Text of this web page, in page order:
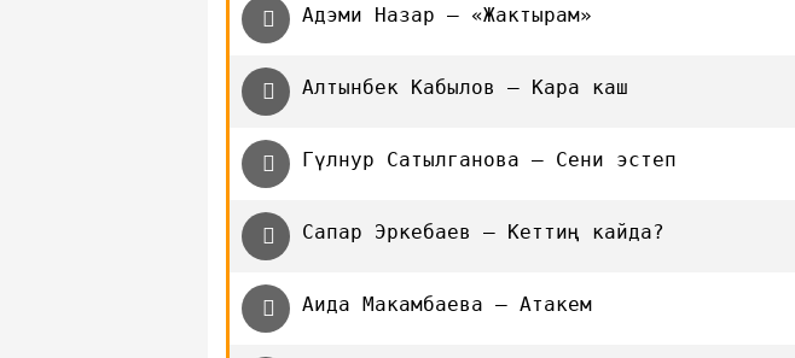
Адэми Назар — «Жактырам»
Алтынбек Кабылов — Кара каш
Гүлнур Сатылганова — Сени эстеп
Сапар Эркебаев — Кеттиң кайда?
Аида Макамбаева — Атакем